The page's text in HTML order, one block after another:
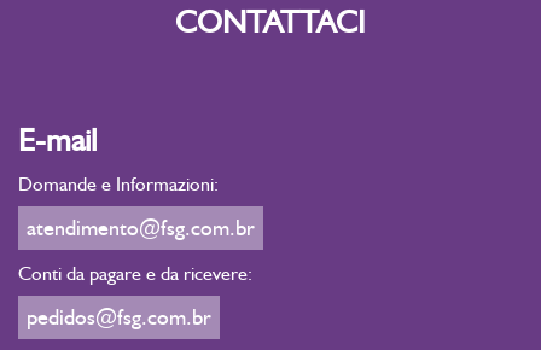
CONTATTACI
E-mail
Domande e Informazioni:
atendimento@fsg.com.br
Conti da pagare e da ricevere:
pedidos@fsg.com.br